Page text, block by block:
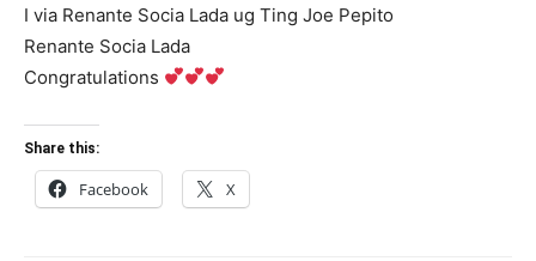
I via Renante Socia Lada ug Ting Joe Pepito
Renante Socia Lada
Congratulations
Share this:
Facebook X